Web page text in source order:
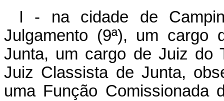
I - na cidade de
Julgamento (9ª), um cargo
Junta, um cargo de Juiz do
Juiz Classista de Junta,
uma Função